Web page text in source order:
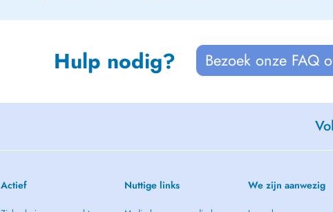
Hulp nodig? Bezoek onze FAQ
Actief Nuttige links We zijn aanwezig